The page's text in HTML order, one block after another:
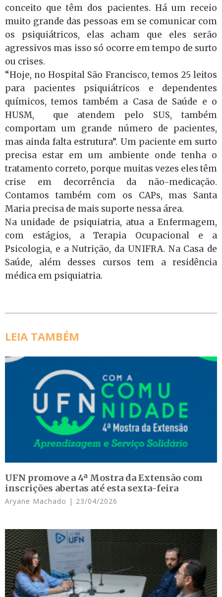
conceito que têm dos pacientes. Há um receio
muito grande das pessoas em se comunicar com
os psiquiátricos, elas acham que eles serão
agressivos mas isso só ocorre em tempo de surto
ou crises.
“Hoje, no Hospital São Francisco, temos 25 leitos
para pacientes psiquiátricos e dependentes
químicos, temos também a Casa de Saúde e o
HUSM, que atendem pelo SUS, também
comportam um grande número de pacientes,
mas ainda falta estrutura”. Um paciente em surto
precisa estar em um ambiente onde tenha o
tratamento correto, porque muitas vezes eles têm
crise em decorrência da não-medicação.
Contamos também com os CAPs, mas Santa
Maria precisa de mais suporte nessa área.
Na unidade de psiquiatria, atua a Enfermagem,
com estágios, a Terapia Ocupacional e a
Psicologia, e a Nutrição, da UNIFRA. Na Casa de
Saúde, além desses cursos tem a residência
médica em psiquiatria.
LEIA TAMBÉM
UFN promove a 4ª Mostra da Extensão com
inscrições abertas até esta sexta-feira
Aryane Machado 23/04/2026